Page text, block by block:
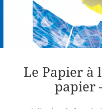
Le Papier à
papier